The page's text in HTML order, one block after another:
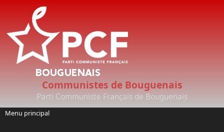
Aller au contenu principal
Communistes de Bouguenais
Parti Communiste Français de Bouguenais
Menu principal